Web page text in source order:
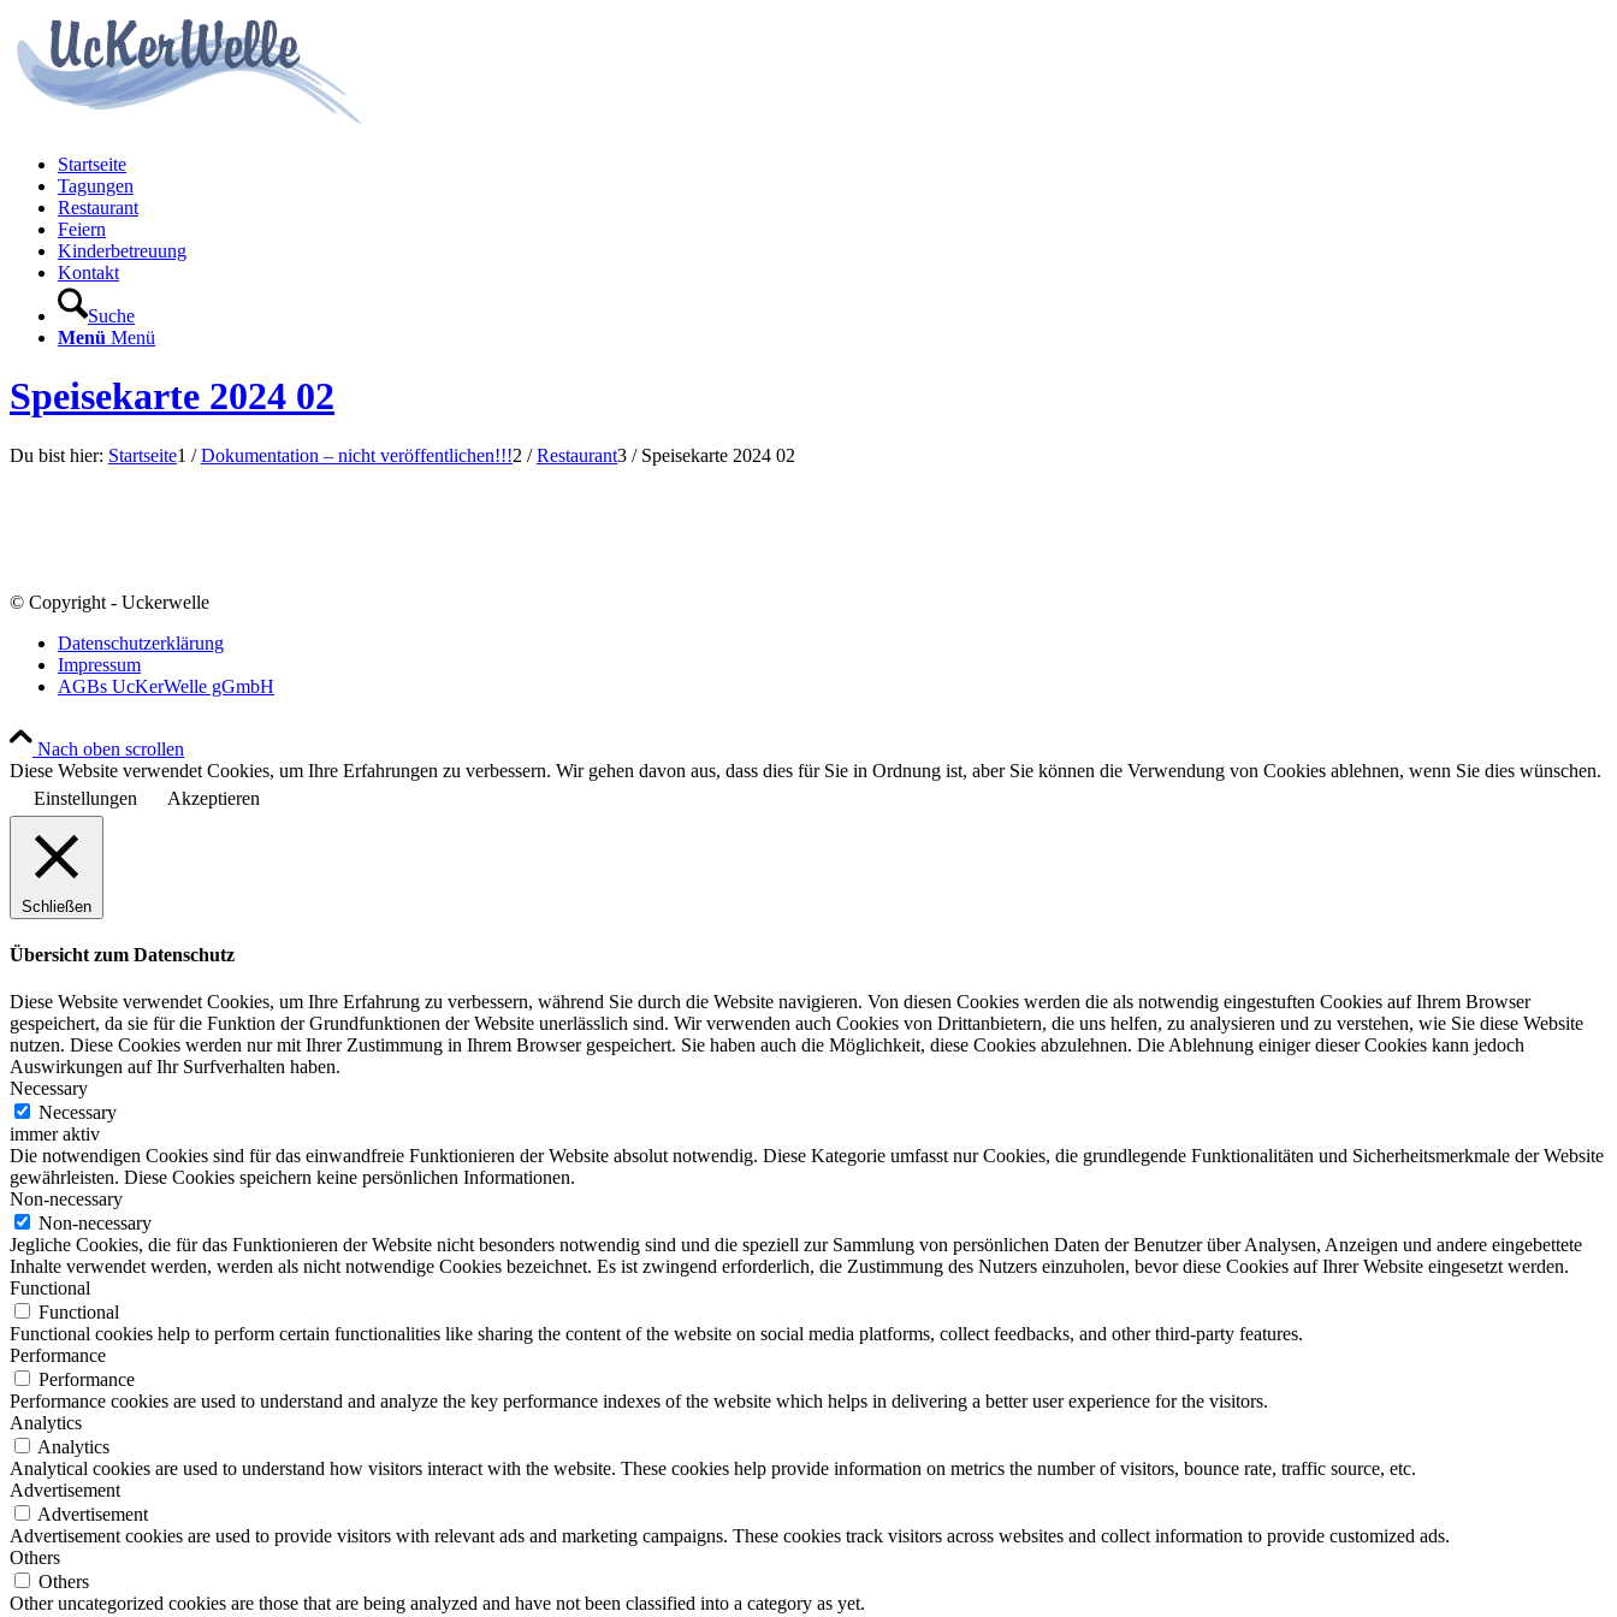
Startseite
Tagungen
Restaurant
Feiern
Kinderbetreuung
Kontakt
Suche
Menü Menü
Speisekarte 2024 02
Du bist hier: Startseite1 / Dokumentation – nicht veröffentlichen!!!2 / Restaurant3 / Speisekarte 2024 02
© Copyright - Uckerwelle
Datenschutzerklärung
Impressum
AGBs UcKerWelle gGmbH
Nach oben scrollen
Diese Website verwendet Cookies, um Ihre Erfahrungen zu verbessern. Wir gehen davon aus, dass dies für Sie in Ordnung ist, aber Sie können die Verwendung von Cookies ablehnen, wenn Sie dies wünschen.
Einstellungen
Akzeptieren
Schließen
Übersicht zum Datenschutz
Diese Website verwendet Cookies, um Ihre Erfahrung zu verbessern, während Sie durch die Website navigieren. Von diesen Cookies werden die als notwendig eingestuften Cookies auf Ihrem Browser
gespeichert, da sie für die Funktion der Grundfunktionen der Website unerlässlich sind. Wir verwenden auch Cookies von Drittanbietern, die uns helfen, zu analysieren und zu verstehen, wie Sie diese Website
nutzen. Diese Cookies werden nur mit Ihrer Zustimmung in Ihrem Browser gespeichert. Sie haben auch die Möglichkeit, diese Cookies abzulehnen. Die Ablehnung einiger dieser Cookies kann jedoch
Auswirkungen auf Ihr Surfverhalten haben.
Necessary
Necessary
immer aktiv
Die notwendigen Cookies sind für das einwandfreie Funktionieren der Website absolut notwendig. Diese Kategorie umfasst nur Cookies, die grundlegende Funktionalitäten und Sicherheitsmerkmale der Website
gewährleisten. Diese Cookies speichern keine persönlichen Informationen.
Non-necessary
Non-necessary
Jegliche Cookies, die für das Funktionieren der Website nicht besonders notwendig sind und die speziell zur Sammlung von persönlichen Daten der Benutzer über Analysen, Anzeigen und andere eingebettete
Inhalte verwendet werden, werden als nicht notwendige Cookies bezeichnet. Es ist zwingend erforderlich, die Zustimmung des Nutzers einzuholen, bevor diese Cookies auf Ihrer Website eingesetzt werden.
Functional
Functional
Functional cookies help to perform certain functionalities like sharing the content of the website on social media platforms, collect feedbacks, and other third-party features.
Performance
Performance
Performance cookies are used to understand and analyze the key performance indexes of the website which helps in delivering a better user experience for the visitors.
Analytics
Analytics
Analytical cookies are used to understand how visitors interact with the website. These cookies help provide information on metrics the number of visitors, bounce rate, traffic source, etc.
Advertisement
Advertisement
Advertisement cookies are used to provide visitors with relevant ads and marketing campaigns. These cookies track visitors across websites and collect information to provide customized ads.
Others
Others
Other uncategorized cookies are those that are being analyzed and have not been classified into a category as yet.